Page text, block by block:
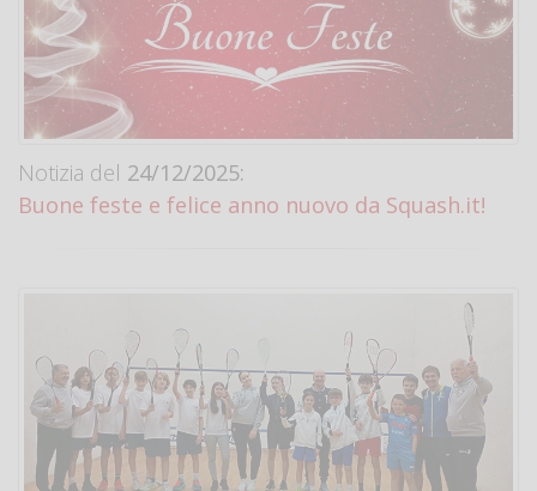
Notizia del 24/12/2025:
Buone feste e felice anno nuovo da Squash.it!